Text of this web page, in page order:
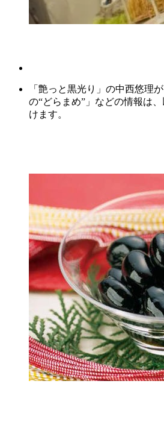
「艶っと黒光り」の中西悠理
の“どらまめ”」などの情報は
けます。